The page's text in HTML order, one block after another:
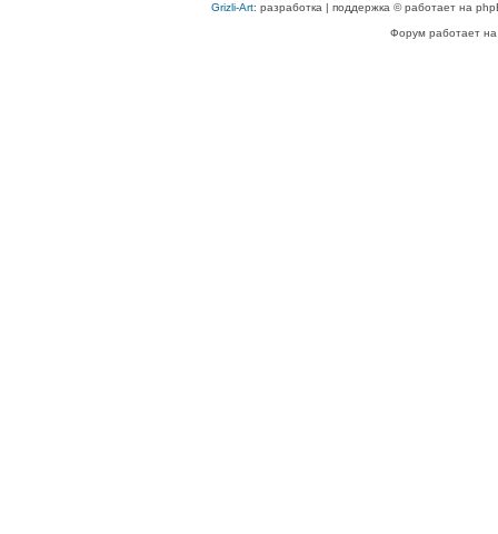
Grizli-Art: разработка | поддержка © работает на
Форум работает